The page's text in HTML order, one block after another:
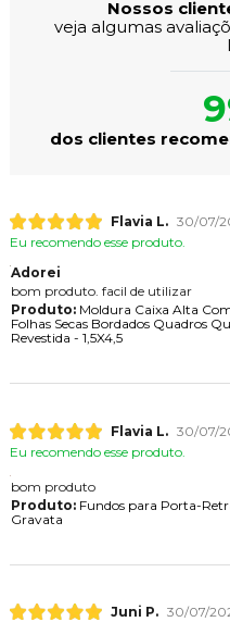
Nossos
veja algumas
dos clientes
Flavia L. 30/07/
Eu recomendo esse produto.
Adorei
bom produto. facil de utilizar
Produto:Moldura Caixa Alta
Folhas Secas Bordados Quadros
Revestida - 1,5X4,5
Flavia L. 30/07/
Eu recomendo esse produto.
bom produto
Produto:Fundos para Porta-
Gravata
Juni P. 30/07/